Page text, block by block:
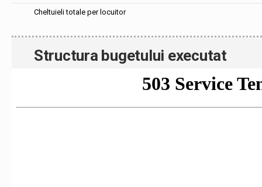
Cheltuieli totale per locuitor
Structura bugetului executat